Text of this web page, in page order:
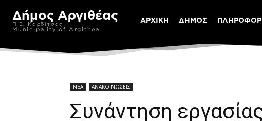
Δήμος Αργιθέας
Π.Ε. Καρδίτσας
Municipality of Argithea
ΑΡΧΙΚΗ ΔΗΜΟΣ
ΝΕΑ ΑΝΑΚΟΙΝΩΣΕΙΣ
Συνάντηση